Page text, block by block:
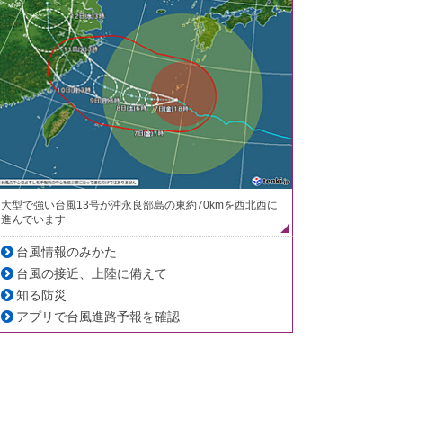
大型で強い台風13号が沖永良部島の東約70kmを西北西に
進んでいます
台風情報のみかた
台風の接近、上陸に備えて
知る防災
アプリで台風進路予報を確認